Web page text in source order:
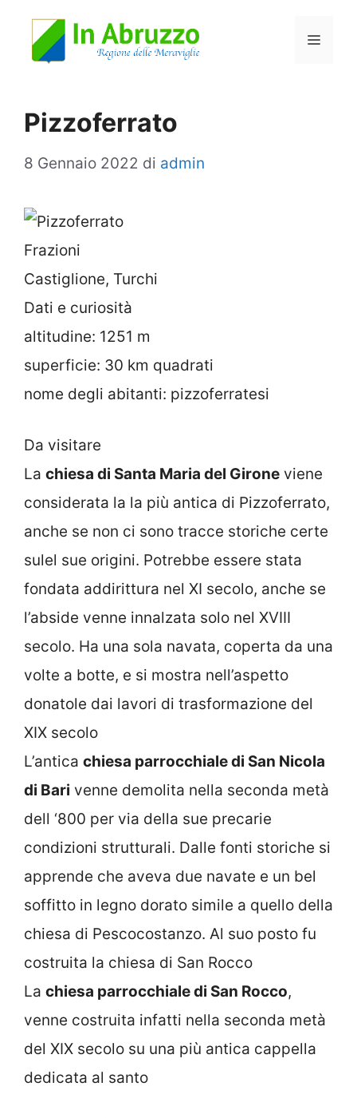
Menu
Pizzoferrato
8 Gennaio 2022 di admin
Frazioni
Castiglione, Turchi
Dati e curiosità
altitudine: 1251 m
superficie: 30 km quadrati
nome degli abitanti: pizzoferratesi
Da visitare
La chiesa di Santa Maria del Girone viene
considerata la la più antica di Pizzoferrato,
anche se non ci sono tracce storiche certe
sulel sue origini. Potrebbe essere stata
fondata addirittura nel XI secolo, anche se
l’abside venne innalzata solo nel XVIII
secolo. Ha una sola navata, coperta da una
volte a botte, e si mostra nell’aspetto
donatole dai lavori di trasformazione del
XIX secolo
L’antica chiesa parrocchiale di San Nicola
di Bari venne demolita nella seconda metà
dell ‘800 per via della sue precarie
condizioni strutturali. Dalle fonti storiche si
apprende che aveva due navate e un bel
soffitto in legno dorato simile a quello della
chiesa di Pescocostanzo. Al suo posto fu
costruita la chiesa di San Rocco
La chiesa parrocchiale di San Rocco,
venne costruita infatti nella seconda metà
del XIX secolo su una più antica cappella
dedicata al santo